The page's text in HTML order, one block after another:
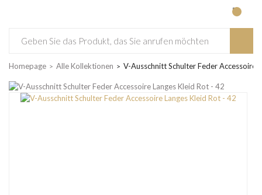
Homepage Alle Kollektionen V-Ausschnitt Schulter Feder Accessoire